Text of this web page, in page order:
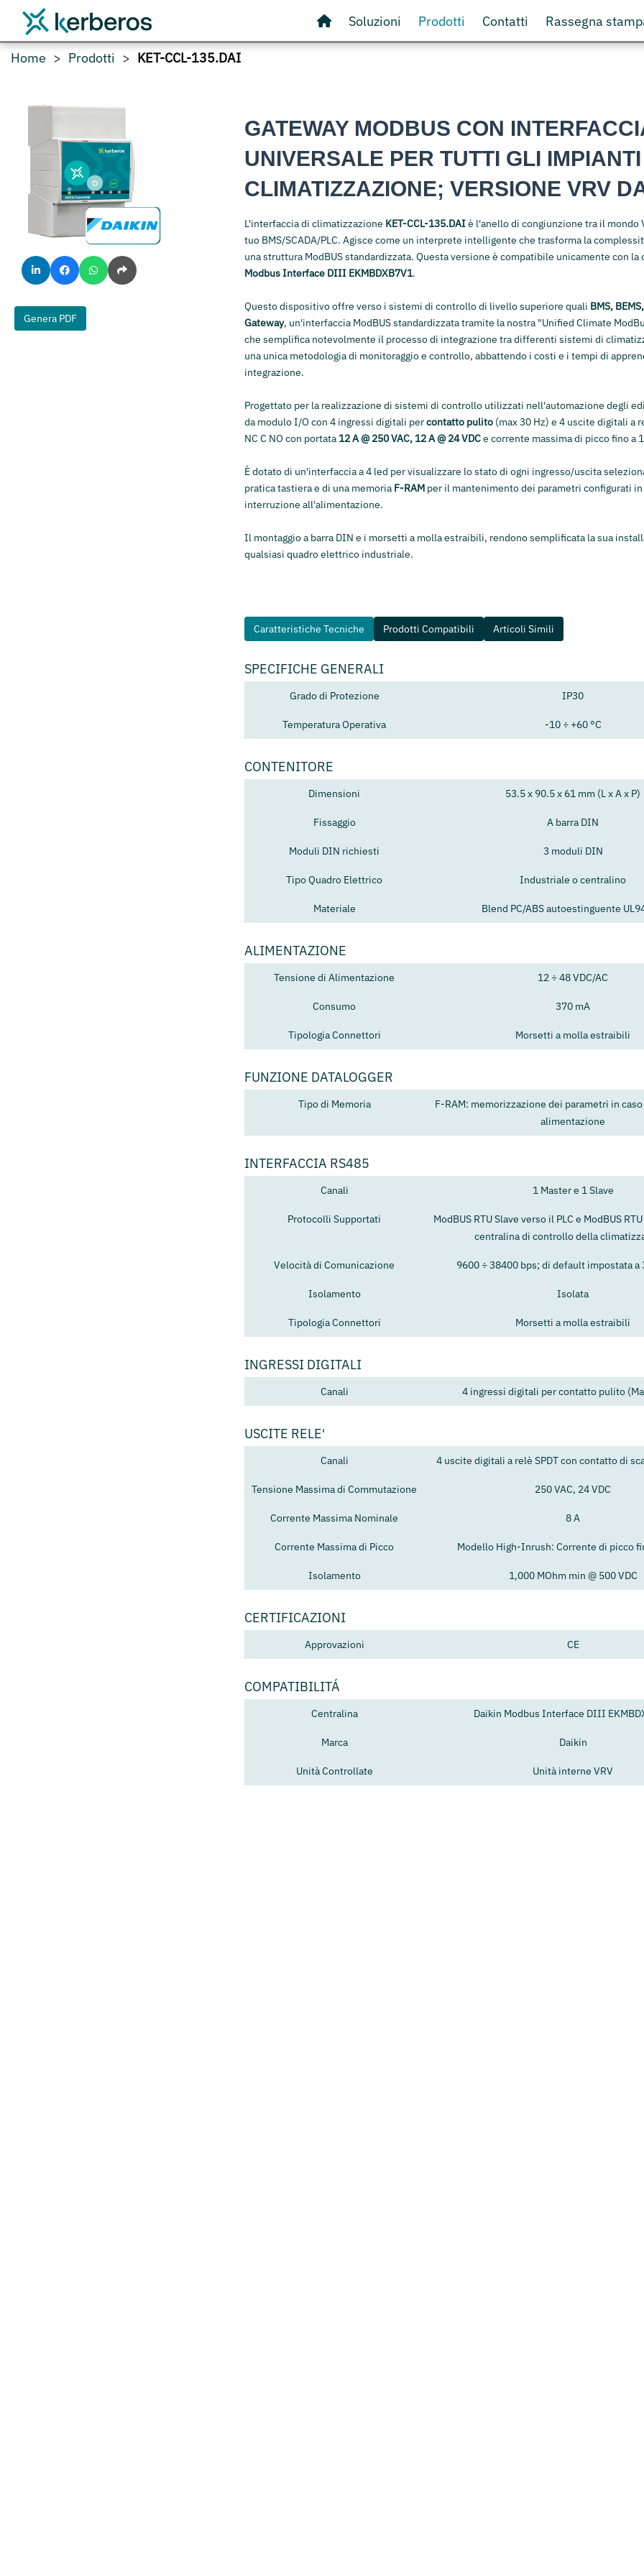
Soluzioni Prodotti Contatti Rassegna
Home Prodotti KET-CCL-135.DAI
Genera PDF
GATEWAY MODBUS CON
UNIVERSALE PER TUTTI GLI
CLIMATIZZAZIONE; VERSIONE VRV
L'interfaccia di climatizzazione KET-CCL-135.DAIè l'anello di congiunzione tra il mondo
tuo BMS/SCADA/PLC. Agisce come un interprete intelligente che trasforma la
una struttura ModBUS standardizzata. Questa versione è compatibile unicamente con
Modbus Interface DIII EKMBDXB7V1.
Questo dispositivo offre verso i sistemi di controllo di livello superiore quali BMS,
Gateway, un'interfaccia ModBUS standardizzata tramite la nostra "Unified Climate
che semplifica notevolmente il processo di integrazione tra differenti sistemi di
una unica metodologia di monitoraggio e controllo, abbattendo i costi e i tempi di
integrazione.
Progettato per la realizzazione di sistemi di controllo utilizzati nell'automazione degli
da modulo I/O con 4 ingressi digitali percontatto pulito (max 30 Hz) e 4 uscite digitali a
NC C NO con portata12 A @ 250 VAC, 12 A @ 24 VDCe corrente massima di picco fino a
È dotato di un'interfaccia a 4 led per visualizzare lo stato di ogni ingresso/uscita
pratica tastiera e di una memoria F-RAM per il mantenimento dei parametri configurati in
interruzione all'alimentazione.
Il montaggio a barra DIN e i morsetti a molla estraibili, rendono semplificata la sua
qualsiasi quadro elettrico industriale.
Caratteristiche Tecniche Prodotti Compatibili Articoli Simili
SPECIFICHE GENERALI
Grado di Protezione IP30
Temperatura Operativa -10 ÷ +60 °C
CONTENITORE
Dimensioni 53.5 x 90.5 x 61 mm (L x A x P)
Fissaggio A barra DIN
Moduli DIN richiesti 3 moduli DIN
Tipo Quadro Elettrico Industriale o centralino
Materiale Blend PC/ABS autoestinguente
ALIMENTAZIONE
Tensione di Alimentazione 12 ÷ 48 VDC/AC
Consumo 370 mA
Tipologia Connettori Morsetti a molla estraibili
FUNZIONE DATALOGGER
Tipo di Memoria
F-RAM: memorizzazione dei parametri in
alimentazione
INTERFACCIA RS485
Canali 1 Master e 1 Slave
Protocolli Supportati
ModBUS RTU Slave verso il PLC e ModBUS
centralina di controllo della
Velocità di Comunicazione 9600 ÷ 38400 bps; di default impostata a
Isolamento Isolata
Tipologia Connettori Morsetti a molla estraibili
INGRESSI DIGITALI
Canali 4 ingressi digitali per contatto pulito
USCITE RELE'
Canali 4 uscite digitali a relè SPDT con contatto di
Tensione Massima di Commutazione 250 VAC, 24 VDC
Corrente Massima Nominale 8 A
Corrente Massima di Picco Modello High-Inrush: Corrente di picco
Isolamento 1,000 MOhm min @ 500 VDC
CERTIFICAZIONI
Approvazioni CE
COMPATIBILITÁ
Centralina Daikin Modbus Interface DIII
Marca Daikin
Unità Controllate Unità interne VRV